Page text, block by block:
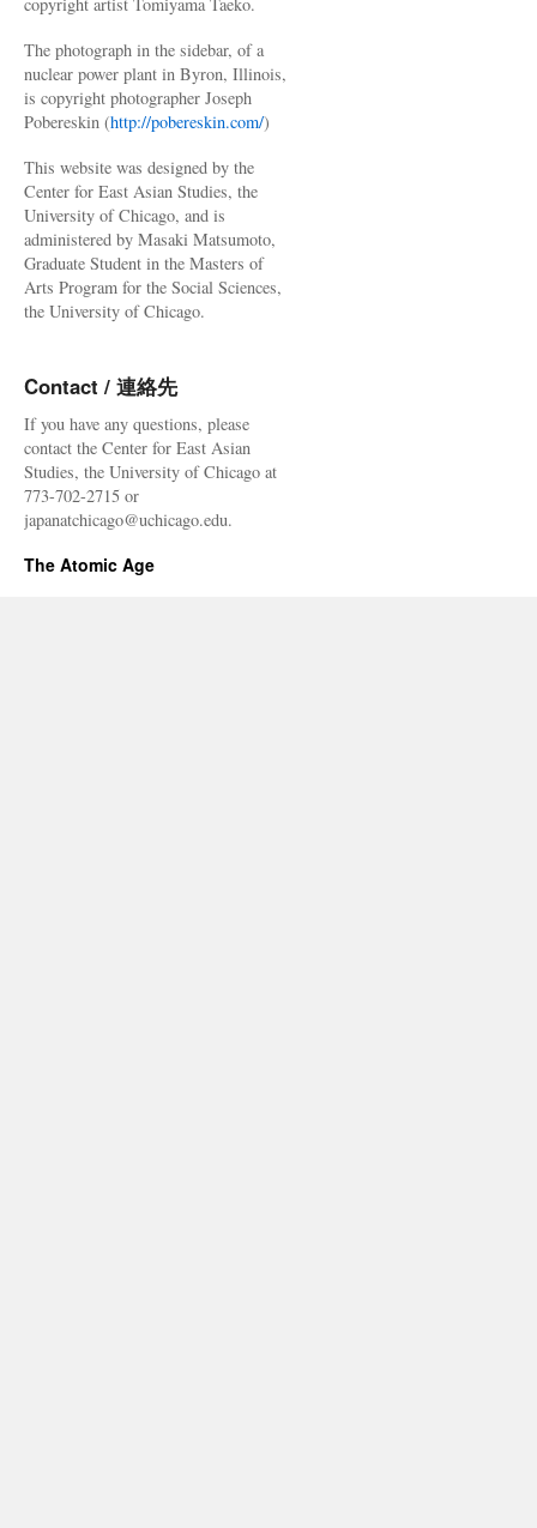
The photograph in the sidebar, of a
nuclear power plant in Byron, Illinois,
is copyright photographer Joseph
Pobereskin (http://pobereskin.com/)
This website was designed by the
Center for East Asian Studies, the
University of Chicago, and is
administered by Masaki Matsumoto,
Graduate Student in the Masters of
Arts Program for the Social Sciences,
the University of Chicago.
Contact / 連絡先
If you have any questions, please
contact the Center for East Asian
Studies, the University of Chicago at
773-702-2715 or
japanatchicago@uchicago.edu.
The Atomic Age